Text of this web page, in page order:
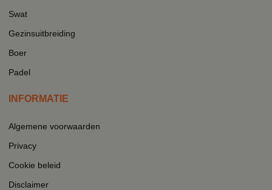
Swat
Gezinsuitbreiding
Boer
Padel
INFORMATIE
Algemene voorwaarden
Privacy
Cookie beleid
Disclaimer